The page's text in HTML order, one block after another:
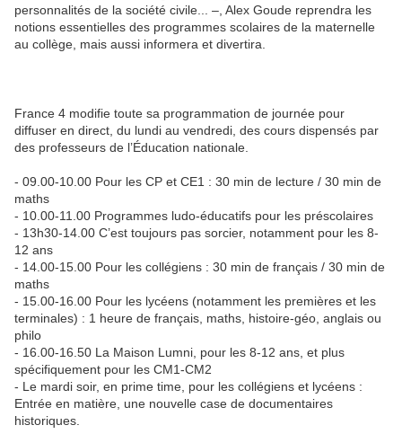
personnalités de la société civile... –, Alex Goude reprendra les
notions essentielles des programmes scolaires de la maternelle
au collège, mais aussi informera et divertira.
France 4 modifie toute sa programmation de journée pour
diffuser en direct, du lundi au vendredi, des cours dispensés par
des professeurs de l’Éducation nationale.
- 09.00-10.00 Pour les CP et CE1 : 30 min de lecture / 30 min de
maths
- 10.00-11.00 Programmes ludo-éducatifs pour les préscolaires
- 13h30-14.00 C’est toujours pas sorcier, notamment pour les 8-
12 ans
- 14.00-15.00 Pour les collégiens : 30 min de français / 30 min de
maths
- 15.00-16.00 Pour les lycéens (notamment les premières et les
terminales) : 1 heure de français, maths, histoire-géo, anglais ou
philo
- 16.00-16.50 La Maison Lumni, pour les 8-12 ans, et plus
spécifiquement pour les CM1-CM2​​​​​​
- Le mardi soir, en prime time, pour les collégiens et lycéens :
Entrée en matière, une nouvelle case de documentaires
historiques.